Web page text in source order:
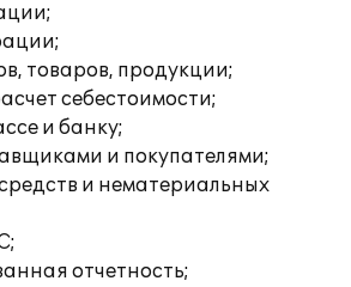
товаров, продукции;
себестоимости;
и банку;
и покупателями;
и нематериальных
отчетность;